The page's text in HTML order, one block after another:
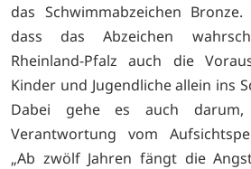
das Schwimmabzeichen
dass das Abzeichen
Rheinland-Pfalz auch die
Kinder und Jugendliche allein ins
Dabei gehe es auch
Verantwortung vom
„Ab zwölf Jahren fängt die